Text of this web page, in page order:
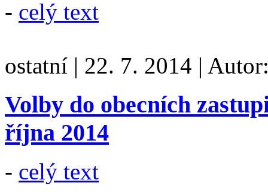
- celý text
ostatní | 22. 7. 2014 |
Volby do obecních
října 2014
- celý text